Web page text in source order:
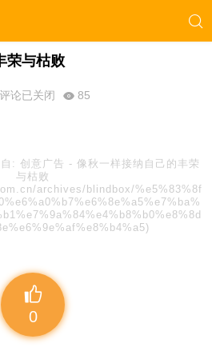
荣与枯败
评论已关闭 85
: 创意广告 - 像秋一样接纳自己的丰荣
与枯败
archives/blindbox/%e5%83%8f
0